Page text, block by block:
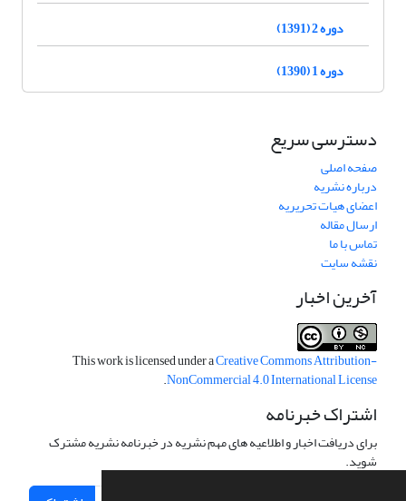
دوره 2 (1391)
دوره 1 (1390)
دسترسی سریع
صفحه اصلی
درباره نشریه
اعضای هیات تحریریه
ارسال مقاله
تماس با ما
نقشه سایت
آخرین اخبار
This work is licensed under aCreative Commons Attribution-
NonCommercial 4.0 International License
.
اشتراک خبرنامه
برای دریافت اخبار و اطلاعیه های مهم نشریه در خبرنامه نشریه مشترک
شوید.